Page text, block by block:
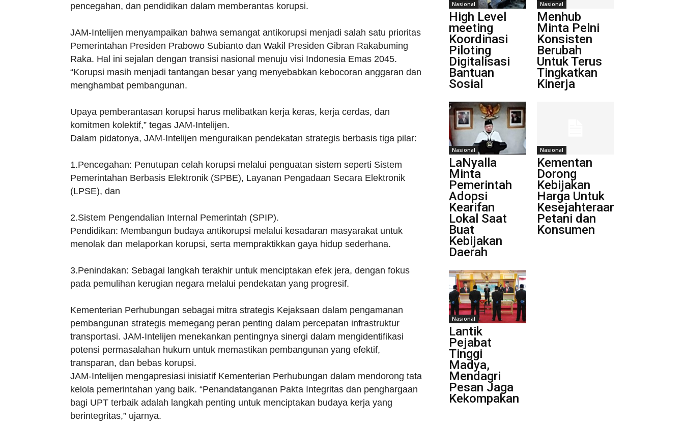
pencegahan, dan pendidikan dalam memberantas korupsi.
JAM-Intelijen menyampaikan bahwa semangat antikorupsi menjadi salah satu prioritas
Pemerintahan Presiden Prabowo Subianto dan Wakil Presiden Gibran Rakabuming
Raka. Hal ini sejalan dengan transisi nasional menuju visi Indonesia Emas 2045.
“Korupsi masih menjadi tantangan besar yang menyebabkan kebocoran anggaran dan
menghambat pembangunan.
Upaya pemberantasan korupsi harus melibatkan kerja keras, kerja cerdas, dan
komitmen kolektif,” tegas JAM-Intelijen.
Dalam pidatonya, JAM-Intelijen menguraikan pendekatan strategis berbasis tiga pilar:
1.Pencegahan: Penutupan celah korupsi melalui penguatan sistem seperti Sistem
Pemerintahan Berbasis Elektronik (SPBE), Layanan Pengadaan Secara Elektronik
(LPSE), dan
2.Sistem Pengendalian Internal Pemerintah (SPIP).
Pendidikan: Membangun budaya antikorupsi melalui kesadaran masyarakat untuk
menolak dan melaporkan korupsi, serta mempraktikkan gaya hidup sederhana.
3.Penindakan: Sebagai langkah terakhir untuk menciptakan efek jera, dengan fokus
pada pemulihan kerugian negara melalui pendekatan yang progresif.
Kementerian Perhubungan sebagai mitra strategis Kejaksaan dalam pengamanan
pembangunan strategis memegang peran penting dalam percepatan infrastruktur
transportasi. JAM-Intelijen menekankan pentingnya sinergi dalam mengidentifikasi
potensi permasalahan hukum untuk memastikan pembangunan yang efektif,
transparan, dan bebas korupsi.
JAM-Intelijen mengapresiasi inisiatif Kementerian Perhubungan dalam mendorong tata
kelola pemerintahan yang baik. “Penandatanganan Pakta Integritas dan penghargaan
bagi UPT terbaik adalah langkah penting untuk menciptakan budaya kerja yang
berintegritas,” ujarnya.
Nasional
High Level
meeting
Koordinasi
Piloting
Digitalisasi
Bantuan
Sosial
Nasional
Menhub
Minta Pelni
Konsisten
Berubah
Untuk Terus
Tingkatkan
Kinerja
Nasional
LaNyalla
Minta
Pemerintah
Adopsi
Kearifan
Lokal Saat
Buat
Kebijakan
Daerah
Nasional
Kementan
Dorong
Kebijakan
Harga Untuk
Kesejahteraan
Petani dan
Konsumen
Nasional
Lantik
Pejabat
Tinggi
Madya,
Mendagri
Pesan Jaga
Kekompakan